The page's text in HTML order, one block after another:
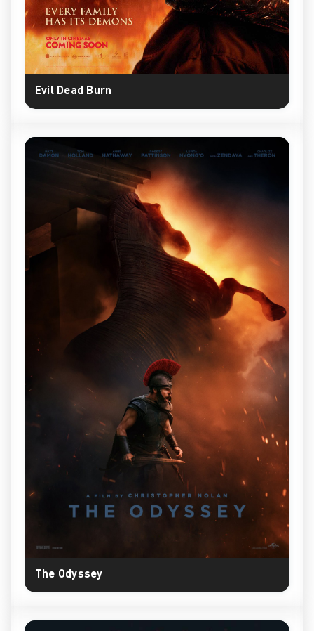
Evil Dead Burn
The Odyssey